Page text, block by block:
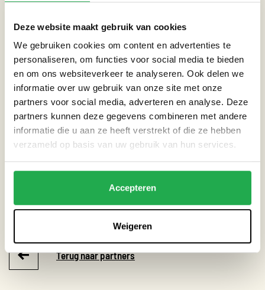
Deze website maakt gebruik van cookies
We gebruiken cookies om content en advertenties te
personaliseren, om functies voor social media te bieden
en om ons websiteverkeer te analyseren. Ook delen we
informatie over uw gebruik van onze site met onze
partners voor social media, adverteren en analyse. Deze
partners kunnen deze gegevens combineren met andere
informatie die u aan ze heeft verstrekt of die ze hebben
verzameld op basis van uw gebruik van hun services.
Accepteren
Weigeren
THEMA’S
Extreme neerslag
Hitte
Twitter TAUW
Terug naar partners